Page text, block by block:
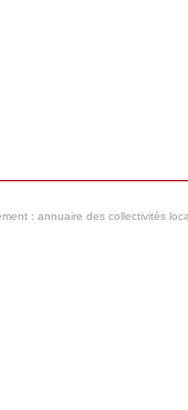
: annuaire des collectivités